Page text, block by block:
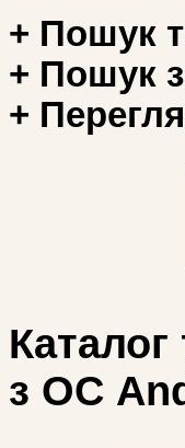
+ Пошук
+ Пошук
+
з ОС